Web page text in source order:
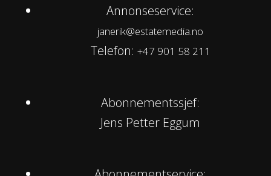
Annonseservice:
janerik@estatemedia.no
Telefon: +47 901 58 211
Abonnementssjef:
Jens Petter Eggum